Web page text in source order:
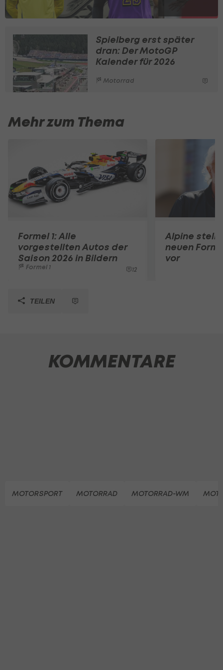
Spielberg erst später
dran: Der MotoGP
Kalender für 2026
Motorrad
Mehr zum Thema
Formel 1: Alle
vorgestellten Autos der
Saison 2026 in Bildern
Formel 1 12
Alpine stellt
neuen
vor
TEILEN
KOMMENTARE
MOTORSPORT MOTORRAD MOTORRAD-WM